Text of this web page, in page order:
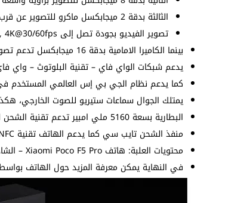
الثالثة بدقة 2 ميجابكسل ماكرو للتصوير عن قرب.
تصوير الفيديو بجودة تصل إلى 8K@24fps, 4K@30/60fps.
بينما الكاميرا الامامية بدقة 16 ميجابكسل تدعم تصوير الفيديو بجودة 1080p@30/60fps.
يدعم شبكات الواي فاي – تقنية البلوتوث – واي
كما يدعم نظام الجي بي إس العالمي المستخدم في
يمتلك الجوال سماعات ستيريو للصوت الخارجي،
البطارية بسعة 5160 ملي امبير تدعم تقنية الشحن السريع بقدرة 67 واط و لاسلكي 30 واط.
منفذ الشحن تايب سي كما يدعم الهاتف تقنية NFC وجهاز IR للتحكم في الأجهزة الذكية.
محتويات العلبة: هاتف Xiaomi Poco F5 Pro – الشاحن وكابل الشحن – غطاء حماية – دبوس الشريحة.
في النهاية يمكن معرفة المزيد حول الهاتف